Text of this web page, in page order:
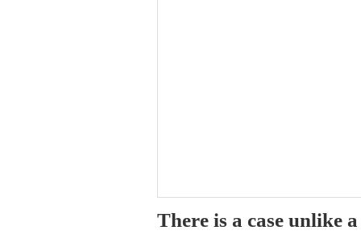
There is a case unlike